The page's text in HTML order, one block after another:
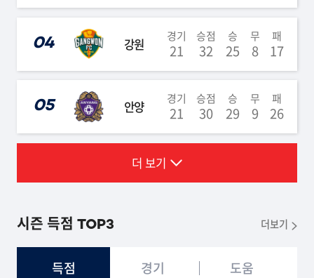
04 강원 경기
21
승점
32
승
25
무
8
패
17
05 안양 경기
21
승점
30
승
29
무
9
패
26
더 보기
시즌 득점 TOP3 더보기
득점 경기 도움